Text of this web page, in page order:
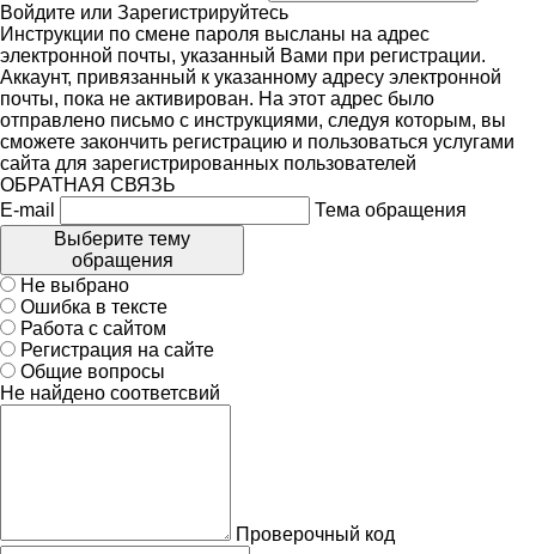
Войдите или Зарегистрируйтесь
Инструкции по смене пароля высланы на адрес
электронной почты, указанный Вами при регистрации.
Аккаунт, привязанный к указанному адресу электронной
почты, пока не активирован. На этот адрес было
отправлено письмо с инструкциями, следуя которым, вы
сможете закончить регистрацию и пользоваться услугами
сайта для зарегистрированных пользователей
ОБРАТНАЯ СВЯЗЬ
E-mail
Тема обращения
Выберите тему
обращения
Не выбрано
Ошибка в тексте
Работа с сайтом
Регистрация на сайте
Общие вопросы
Не найдено соответсвий
Проверочный код